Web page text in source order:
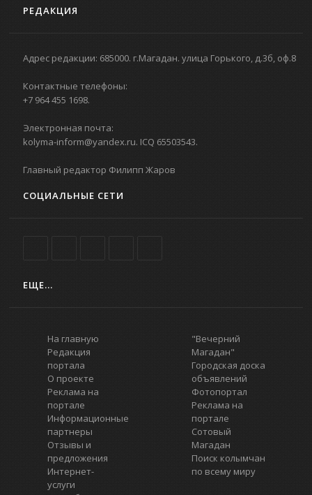
РЕДАКЦИЯ
Адрес редакции: 685000. г.Магадан. улица Горького, д.3б, оф.8
Контактные телефоны:
+7 964 455 1698.
Электронная почта:
kolyma-inform@yandex.ru. ICQ 65503543.
Главный редактор Филипп Жаров
СОЦИАЛЬНЫЕ СЕТИ
ЕЩЕ...
На главную
Редакция
портала
О проекте
Реклама на
портале
Информационные
партнеры
Отзывы и
предложения
Интернет-
услуги
"Вечерний
Магадан"
Городская доска
объявлений
Фотопортал
Реклама на
портале
Сотовый
Магадан
Поиск колымчан
по всему миру